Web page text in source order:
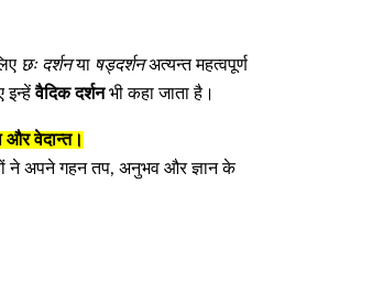
छः दर्शनया षड्दर्शनअत्यन्त महत्वपूर्ण
इन्हेंवैदिक दर्शनभी कहा जाता है।
और वेदान्त।
ने अपने गहन तप, अनुभव और ज्ञान के